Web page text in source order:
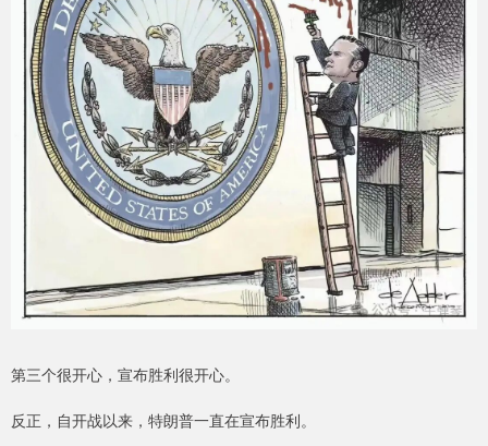
第三个很开心，宣布胜利很开心。
反正，自开战以来，特朗普一直在宣布胜利。